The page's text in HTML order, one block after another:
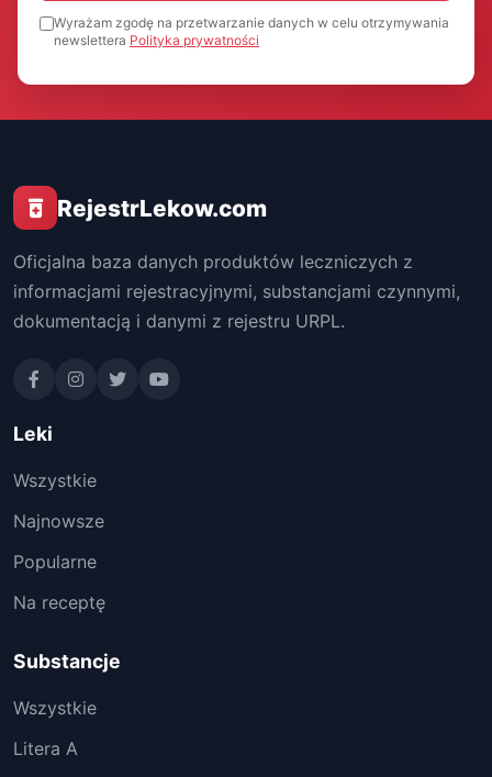
Wyrażam zgodę na przetwarzanie danych w celu otrzymywania
newslettera Polityka prywatności
RejestrLekow.com
Oficjalna baza danych produktów leczniczych z
informacjami rejestracyjnymi, substancjami czynnymi,
dokumentacją i danymi z rejestru URPL.
Leki
Wszystkie
Najnowsze
Popularne
Na receptę
Substancje
Wszystkie
Litera A